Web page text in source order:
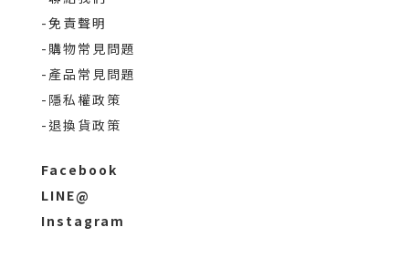
-免責聲明
-購物常見問題
-產品常見問題
-隱私權政策
-退換貨政策
Facebook
LINE@
Instagram